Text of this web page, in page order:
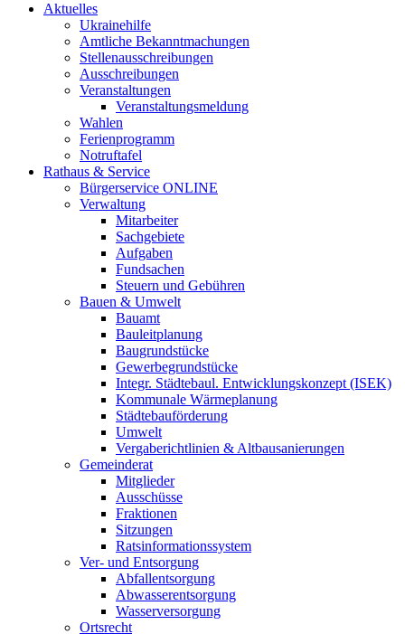
Aktuelles
Ukrainehilfe
Amtliche Bekanntmachungen
Stellenausschreibungen
Ausschreibungen
Veranstaltungen
Veranstaltungsmeldung
Wahlen
Ferienprogramm
Notruftafel
Rathaus & Service
Bürgerservice ONLINE
Verwaltung
Mitarbeiter
Sachgebiete
Aufgaben
Fundsachen
Steuern und Gebühren
Bauen & Umwelt
Bauamt
Bauleitplanung
Baugrundstücke
Gewerbegrundstücke
Integr. Städtebaul. Entwicklungskonzept (ISEK)
Kommunale Wärmeplanung
Städtebauförderung
Umwelt
Vergaberichtlinien & Altbausanierungen
Gemeinderat
Mitglieder
Ausschüsse
Fraktionen
Sitzungen
Ratsinformationssystem
Ver- und Entsorgung
Abfallentsorgung
Abwasserentsorgung
Wasserversorgung
Ortsrecht